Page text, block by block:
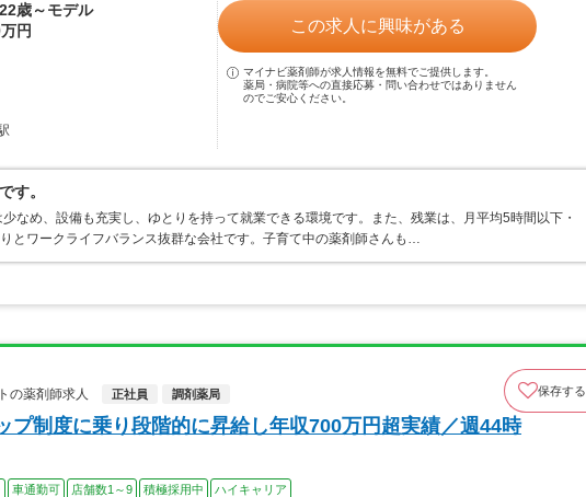
歳～モデル
円
この求人に興味がある
マイナビ薬剤師が求人情報を無料でご提供します。
薬局・病院等への直接応募・問い合わせではありません
のでご安心ください。
す。
なめ、設備も充実し、ゆとりを持って就業できる環境です。また、残業は、月平均5時間以下・
とワークライフバランス抜群な会社です。子育て中の薬剤師さんも…
の薬剤師求人
正社員 調剤薬局 保存する
プ制度に乗り段階的に昇給し年収700万円超実績／週44時
車通勤可 店舗数1～9 積極採用中 ハイキャリア